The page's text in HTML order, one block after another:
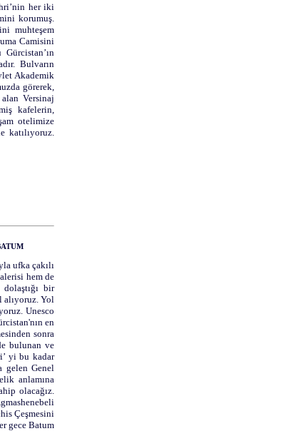
her iki
korumuş.
muhteşem
Camisini
Bulvarın
Akademik
görerek,
Versinaj
kafelerin,
otelimize
katılıyoruz.
ufka çakılı
hem de
bir
alıyoruz. Yol
Unesco
en
sonra
bulunan ve
yi bu kadar
gelen Genel
anlamına
olacağız.
Çeşmesini
gece Batum